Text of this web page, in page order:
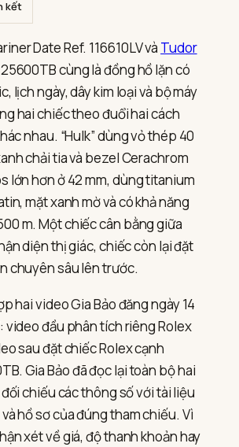
kết
Date Ref. 116610LV và Tudor
cùng là đồng hồ lặn có
lịch ngày, dây kim loại và bộ máy
hai chiếc theo đuổi hai cách
nhau. “Hulk” dùng vỏ thép 40
chải tia và bezel Cerachrom
lớn hơn ở 42 mm, dùng titanium
mặt xanh mờ và có khả năng
m. Một chiếc cân bằng giữa
diện thị giác, chiếc còn lại đặt
chuyên sâu lên trước.
hai video Gia Bảo đăng ngày 14
video đầu phân tích riêng Rolex
sau đặt chiếc Rolex cạnh
Gia Bảo đã đọc lại toàn bộ hai
chiếu các thông số với tài liệu
hồ sơ của đúng tham chiếu. Vì
xét về giá, độ thanh khoản hay